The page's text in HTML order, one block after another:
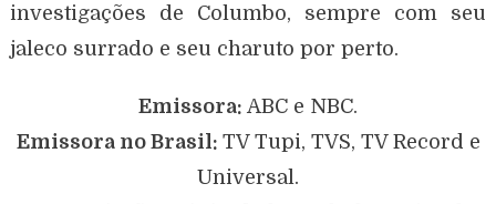
investigações de Columbo, sempre com seu
jaleco surrado e seu charuto por perto.
Emissora: ABC e NBC.
Emissora no Brasil: TV Tupi, TVS, TV Record e
Universal.